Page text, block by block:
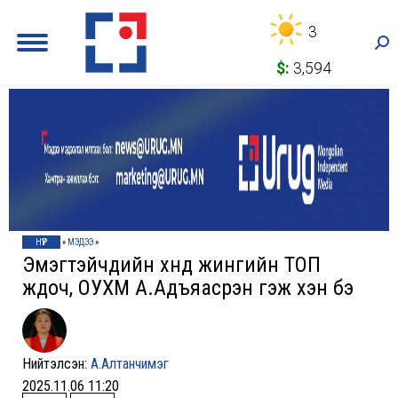
3
$: 3,594
НҮҮР » МЭДЭЭ»
Эмэгтэйчүүдийн хүнд жингийн ТОП
жүдоч, ОУХМ А.Адъяасүрэн гэж хэн бэ
Нийтэлсэн: А.Алтанчимэг
2025.11.06 11:20